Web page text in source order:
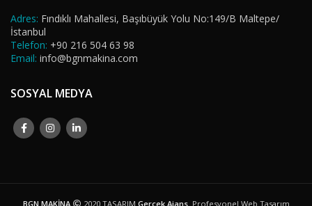
Adres: Fındıklı Mahallesi, Başıbüyük Yolu No:149/B Maltepe/
İstanbul
Telefon: +90 216 504 63 98
Email: info@bgnmakina.com
SOSYAL MEDYA
BGN MAKİNA 2020 TASARIM Gerçek Ajans. Profesyonel Web Tasarım